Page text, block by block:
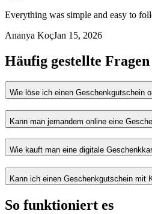
Everything was simple and easy to
Ananya KoçJan 15, 2026
Häufig gestellte Fragen
Wie löse ich einen Geschenkgutschein
Kann man jemandem online eine
Wie kauft man eine digitale
Kann ich einen Geschenkgutschein mit
So funktioniert es